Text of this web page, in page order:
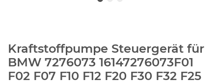
Kraftstoffpumpe Steuergerät für
BMW 7276073 16147276073F01
F02 F07 F10 F12 F20 F30 F32 F25